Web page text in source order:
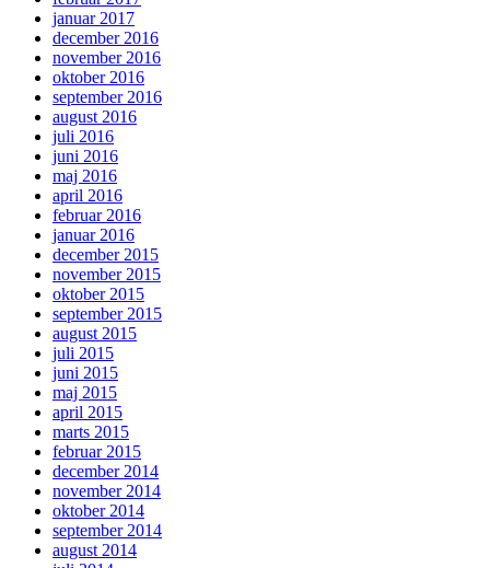
januar 2017
december 2016
november 2016
oktober 2016
september 2016
august 2016
juli 2016
juni 2016
maj 2016
april 2016
februar 2016
januar 2016
december 2015
november 2015
oktober 2015
september 2015
august 2015
juli 2015
juni 2015
maj 2015
april 2015
marts 2015
februar 2015
december 2014
november 2014
oktober 2014
september 2014
august 2014